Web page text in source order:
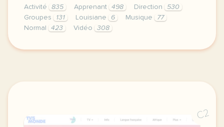
Activité 835 Apprenant 498 Direction
530
Groupes
131 Louisiane 6 Musique
77
Normal
423 Vidéo 308
didomi host didomi components button cursor
C2